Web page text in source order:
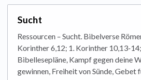
Sucht
Ressourcen – Sucht. Bibelverse
Korinther 6,12; 1. Korinther 10,13-
Bibellesepläne, Kampf gegen deine
gewinnen, Freiheit von Sünde, Gebet